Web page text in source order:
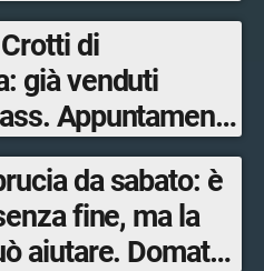
di
già venduti
Appuntamento
13 settembre.
da sabato: è
fine, ma la
aiutare. Domato